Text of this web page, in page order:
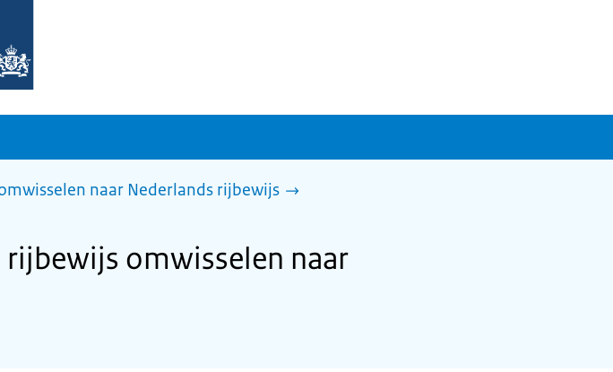
naar Nederlands rijbewijs
omwisselen naar